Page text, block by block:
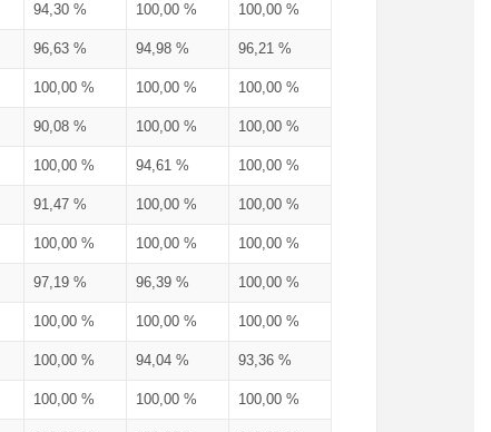
94,30 % 100,00 % 100,00 %
96,63 % 94,98 % 96,21 %
100,00 % 100,00 % 100,00 %
90,08 % 100,00 % 100,00 %
100,00 % 94,61 % 100,00 %
91,47 % 100,00 % 100,00 %
100,00 % 100,00 % 100,00 %
97,19 % 96,39 % 100,00 %
100,00 % 100,00 % 100,00 %
100,00 % 94,04 % 93,36 %
100,00 % 100,00 % 100,00 %